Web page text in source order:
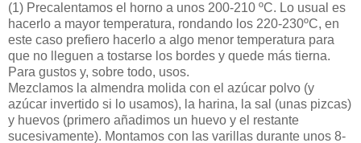
(1) Precalentamos el horno a unos 200-210 ºC. Lo usual es
hacerlo a mayor temperatura, rondando los 220-230ºC, en
este caso prefiero hacerlo a algo menor temperatura para
que no lleguen a tostarse los bordes y quede más tierna.
Para gustos y, sobre todo, usos.
Mezclamos la almendra molida con el azúcar polvo (y
azúcar invertido si lo usamos), la harina, la sal (unas pizcas)
y huevos (primero añadimos un huevo y el restante
sucesivamente). Montamos con las varillas durante unos 8-